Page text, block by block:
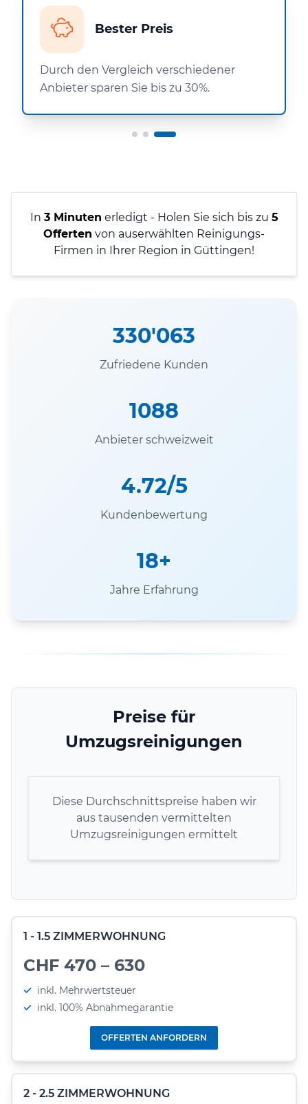
Bester Preis
Durch den Vergleich verschiedener
Anbieter sparen Sie bis zu 30%.
In 3 Minuten erledigt - Holen Sie sich bis zu 5
Offerten von auserwählten Reinigungs-
Firmen in Ihrer Region in Güttingen!
330'063
Zufriedene Kunden
1088
Anbieter schweizweit
4.72/5
Kundenbewertung
18+
Jahre Erfahrung
Preise für
Umzugsreinigungen
Diese Durchschnittspreise haben wir
aus tausenden vermittelten
Umzugsreinigungen ermittelt
1 - 1.5 ZIMMERWOHNUNG
CHF 470 – 630
inkl. Mehrwertsteuer
inkl. 100% Abnahmegarantie
OFFERTEN ANFORDERN
2 - 2.5 ZIMMERWOHNUNG